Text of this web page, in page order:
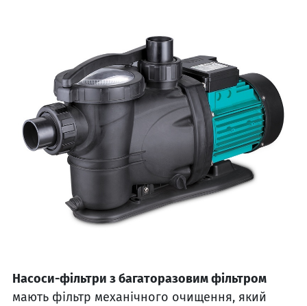
Насоси-фільтри з багаторазовим фільтром
мають фільтр механічного очищення, який